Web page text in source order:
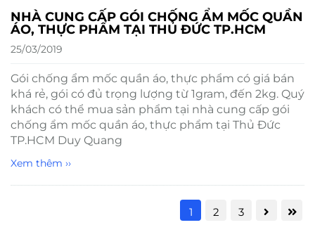
NHÀ CUNG CẤP GÓI CHỐNG ẨM MỐC QUẦN
ÁO, THỰC PHẨM TẠI THỦ ĐỨC TP.HCM
25/03/2019
Gói chống ẩm mốc quần áo, thực phẩm có giá bán
khá rẻ, gói có đủ trọng lượng từ 1gram, đến 2kg. Quý
khách có thể mua sản phẩm tại nhà cung cấp gói
chống ẩm mốc quần áo, thực phẩm tại Thủ Đức
TP.HCM Duy Quang
Xem thêm ››
1 2 3